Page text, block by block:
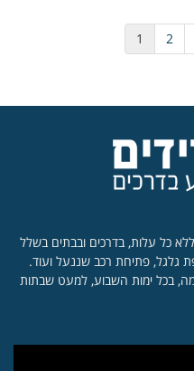
1 2
כל עלות, בדרכים ובבתים בשלל
גלגל, פתיחת רכב שננעל ועוד.
לזולת 24 שעות ביממה, בכל ימות השבוע, למעט שבתות